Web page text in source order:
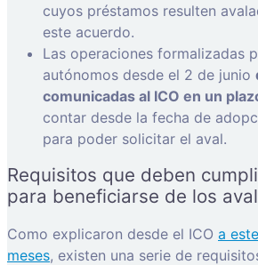
cuyos préstamos resulten
este acuerdo.
Las operaciones formalizadas
autónomos desde el 2 de junio
comunicadas al ICO en un
contar desde la fecha de
para poder solicitar el aval.
Requisitos que deben
para beneficiarse de los
Como explicaron desde el ICO a
meses, existen una serie de